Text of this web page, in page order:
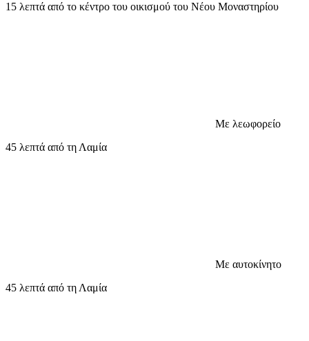
15 λεπτά από το κέντρο του οικισμού του Νέου Μοναστηρίου
Με λεωφορείο
45 λεπτά από τη Λαμία
Με αυτοκίνητο
45 λεπτά από τη Λαμία